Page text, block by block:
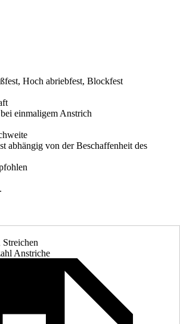
Hoch abriebfest, Blockfest
einmaligem Anstrich
abhängig von der Beschaffenheit des
Anstriche
PVC